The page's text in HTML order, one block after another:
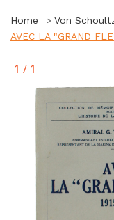
Home
Von
AVEC LA "GRAND
1 / 1